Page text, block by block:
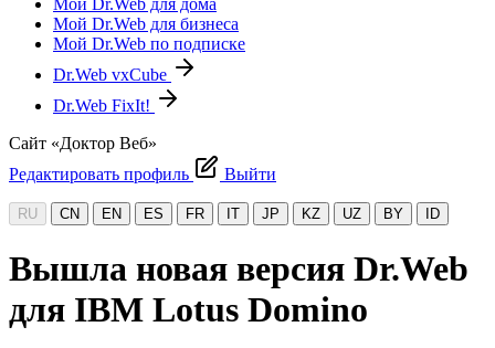
Мой Dr.Web для дома
Мой Dr.Web для бизнеса
Мой Dr.Web по подписке
Dr.Web vxCube
Dr.Web FixIt!
Сайт «Доктор Веб»
Редактировать профиль
Выйти
RU CN EN ES FR IT JP KZ UZ BY ID
Вышла новая версия Dr.Web
для IBM Lotus Domino